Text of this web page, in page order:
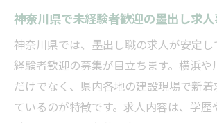
神奈川県で未経験者歓迎の墨出し求
神奈川県では、墨出し職の求人が安定
経験者歓迎の募集が目立ちます。横浜や
だけでなく、県内各地の建設現場で新
ているのが特徴です。求人内容は、学歴